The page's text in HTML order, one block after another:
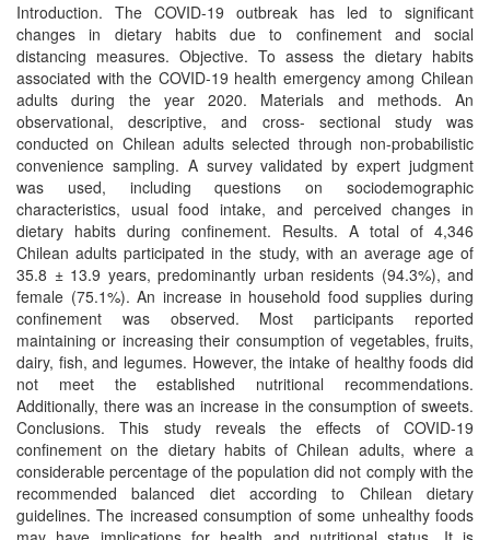
Introduction. The COVID-19 outbreak has led to significant
changes in dietary habits due to confinement and social
distancing measures. Objective. To assess the dietary habits
associated with the COVID-19 health emergency among Chilean
adults during the year 2020. Materials and methods. An
observational, descriptive, and cross- sectional study was
conducted on Chilean adults selected through non-probabilistic
convenience sampling. A survey validated by expert judgment
was used, including questions on sociodemographic
characteristics, usual food intake, and perceived changes in
dietary habits during confinement. Results. A total of 4,346
Chilean adults participated in the study, with an average age of
35.8 ± 13.9 years, predominantly urban residents (94.3%), and
female (75.1%). An increase in household food supplies during
confinement was observed. Most participants reported
maintaining or increasing their consumption of vegetables, fruits,
dairy, fish, and legumes. However, the intake of healthy foods did
not meet the established nutritional recommendations.
Additionally, there was an increase in the consumption of sweets.
Conclusions. This study reveals the effects of COVID-19
confinement on the dietary habits of Chilean adults, where a
considerable percentage of the population did not comply with the
recommended balanced diet according to Chilean dietary
guidelines. The increased consumption of some unhealthy foods